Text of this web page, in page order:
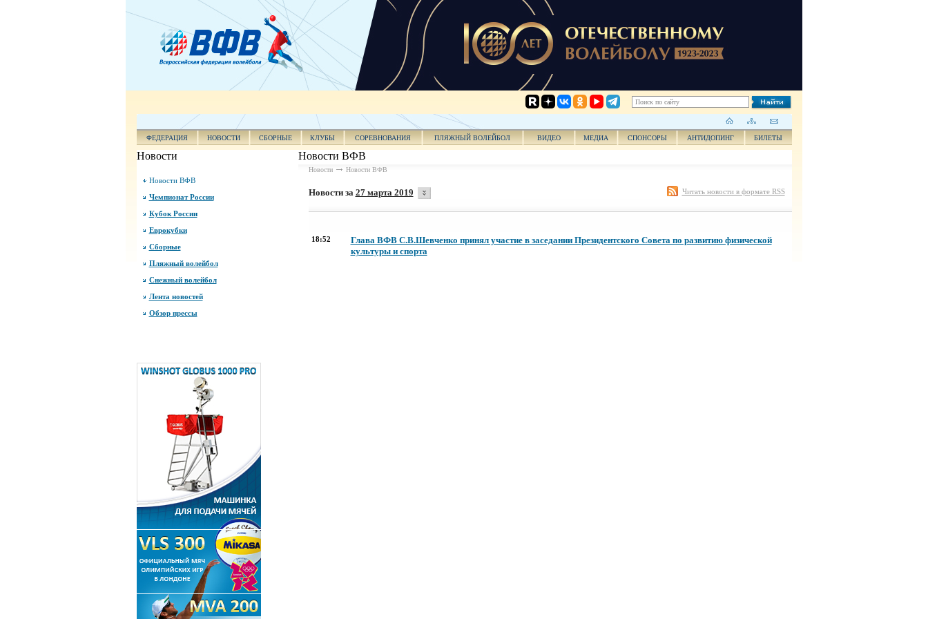
ФЕДЕРАЦИЯ НОВОСТИ СБОРНЫЕ КЛУБЫ СОРЕВНОВАНИЯ ПЛЯЖНЫЙ ВОЛЕЙБОЛ ВИДЕО МЕДИА СПОНСОРЫ АНТИДОПИНГ БИЛЕТЫ
Новости
Новости ВФВ
Чемпионат России
Кубок России
Еврокубки
Сборные
Пляжный волейбол
Снежный волейбол
Лента новостей
Обзор прессы
Новости ВФВ
Новости Новости ВФВ
Новости за 27 марта 2019 Читать новости в формате RSS
18:52
Глава ВФВ С.В.Шевченко принял участие в заседании Президентского Совета по развитию физической
культуры и спорта